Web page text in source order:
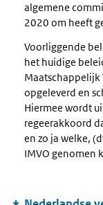
algemene
2020 om heeft
Voorliggende
het huidige
Maatschappelijk
opgeleverd en
Hiermee wordt
regeerakkoord
en zo ja welke,
IMVO genomen